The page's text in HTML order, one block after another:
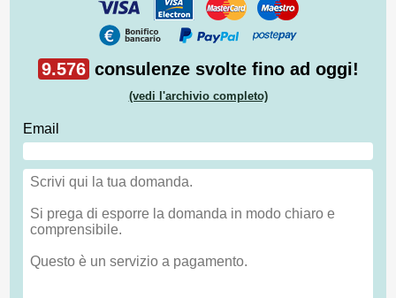
9.576 consulenze svolte fino ad oggi!
(vedi l'archivio completo)
Email